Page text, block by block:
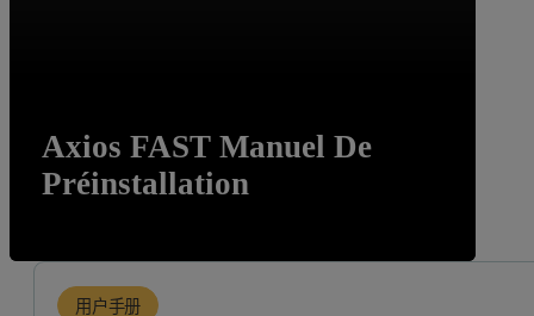
Axios FAST Manuel De
Préinstallation
用户手册